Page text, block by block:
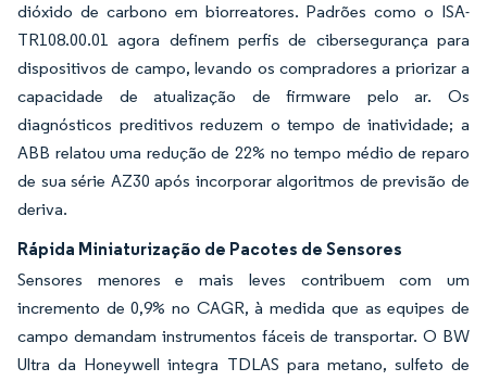
dióxido de carbono em biorreatores. Padrões como o ISA-
TR108.00.01 agora definem perfis de cibersegurança para
dispositivos de campo, levando os compradores a priorizar a
capacidade de atualização de firmware pelo ar. Os
diagnósticos preditivos reduzem o tempo de inatividade; a
ABB relatou uma redução de 22% no tempo médio de reparo
de sua série AZ30 após incorporar algoritmos de previsão de
deriva.
Rápida Miniaturização de Pacotes de Sensores
Sensores menores e mais leves contribuem com um
incremento de 0,9% no CAGR, à medida que as equipes de
campo demandam instrumentos fáceis de transportar. O BW
Ultra da Honeywell integra TDLAS para metano, sulfeto de